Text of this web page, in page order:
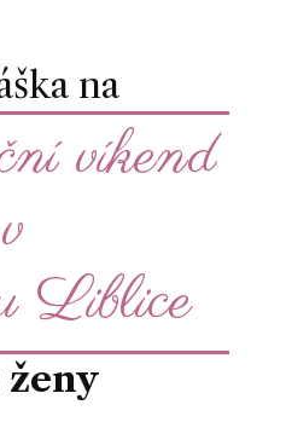
na
víkend
v
Liblice